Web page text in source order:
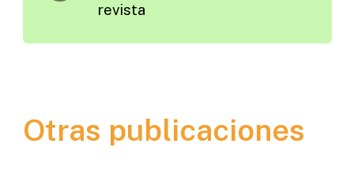
revista
Otras publicaciones